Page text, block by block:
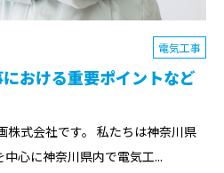
電気工事
おける重要ポイントなど
株式会社です。 私たちは神奈川県
心に神奈川県内で電気工...